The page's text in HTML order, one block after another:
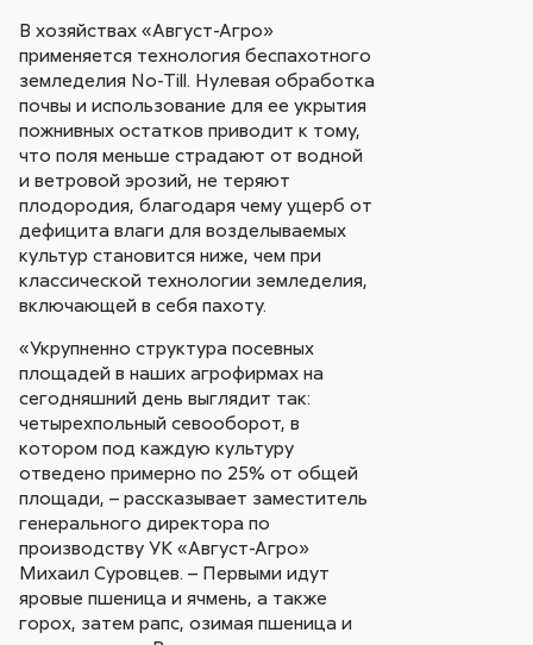
В хозяйствах «Август-Агро»
применяется технология беспахотного
земледелия No-Till. Нулевая обработка
почвы и использование для ее укрытия
пожнивных остатков приводит к тому,
что поля меньше страдают от водной
и ветровой эрозий, не теряют
плодородия, благодаря чему ущерб от
дефицита влаги для возделываемых
культур становится ниже, чем при
классической технологии земледелия,
включающей в себя пахоту.
«Укрупненно структура посевных
площадей в наших агрофирмах на
сегодняшний день выглядит так:
четырехпольный севооборот, в
котором под каждую культуру
отведено примерно по 25% от общей
площади, – рассказывает заместитель
генерального директора по
производству УК «Август-Агро»
Михаил Суровцев. – Первыми идут
яровые пшеница и ячмень, а также
горох, затем рапс, озимая пшеница и